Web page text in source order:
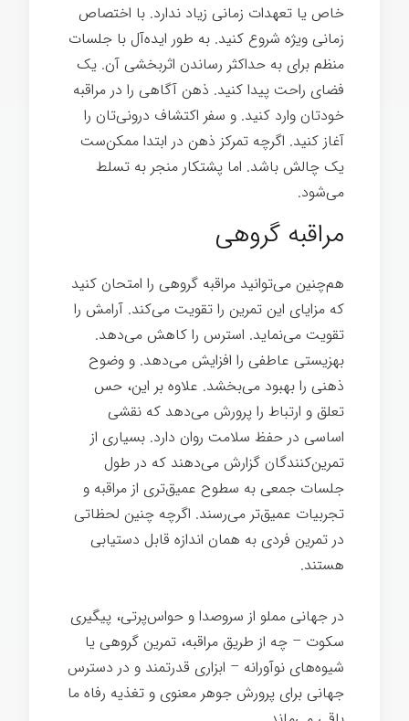
خاص یا تعهدات زمانی زیاد ندارد. با اختصاص
زمانی ویژه شروع کنید. به طور ایده‌آل با جلسات
منظم برای به حداکثر رساندن اثربخشی آن. یک
فضای راحت پیدا کنید. ذهن آگاهی را در مراقبه
خودتان وارد کنید. و سفر اکتشاف درونی‌تان را
آغاز کنید. اگرچه تمرکز ذهن در ابتدا ممکن‌ست
یک چالش باشد. اما پشتکار منجر به تسلط
می‌شود.
مراقبه گروهی
هم‌چنین می‌توانید مراقبه گروهی را امتحان کنید
که مزایای این تمرین را تقویت می‌کند. آرامش را
تقویت می‌نماید. استرس را کاهش می‌دهد.
بهزیستی عاطفی را افزایش می‌دهد. و وضوح
ذهنی را بهبود می‌بخشد. علاوه بر این، حس
تعلق و ارتباط را پرورش می‌دهد که نقشی
اساسی در حفظ سلامت روان دارد. بسیاری از
تمرین‌کنندگان گزارش می‌دهند که در طول
جلسات جمعی به سطوح عمیق‌تری از مراقبه و
تجربیات عمیق‌تر می‌رسند. اگرچه چنین لحظاتی
در تمرین فردی به همان اندازه قابل دستیابی
هستند.
در جهانی مملو از سروصدا و حواس‌پرتی، پیگیری
سکوت – چه از طریق مراقبه، تمرین گروهی یا
شیوه‌های نوآورانه – ابزاری قدرتمند و در دسترس
جهانی برای پرورش جوهر معنوی و تغذیه رفاه ما